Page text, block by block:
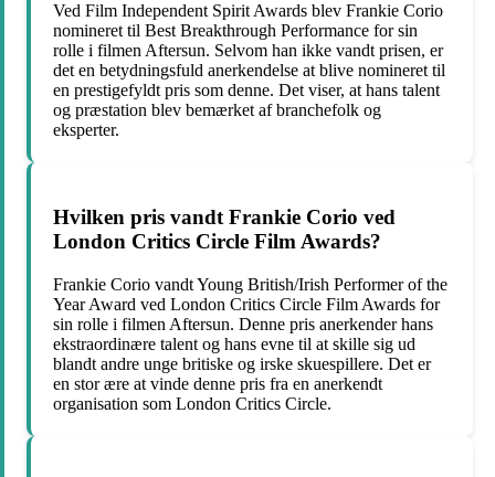
Ved Film Independent Spirit Awards blev Frankie Corio
nomineret til Best Breakthrough Performance for sin
rolle i filmen Aftersun. Selvom han ikke vandt prisen, er
det en betydningsfuld anerkendelse at blive nomineret til
en prestigefyldt pris som denne. Det viser, at hans talent
og præstation blev bemærket af branchefolk og
eksperter.
Hvilken pris vandt Frankie Corio ved
London Critics Circle Film Awards?
Frankie Corio vandt Young British/Irish Performer of the
Year Award ved London Critics Circle Film Awards for
sin rolle i filmen Aftersun. Denne pris anerkender hans
ekstraordinære talent og hans evne til at skille sig ud
blandt andre unge britiske og irske skuespillere. Det er
en stor ære at vinde denne pris fra en anerkendt
organisation som London Critics Circle.